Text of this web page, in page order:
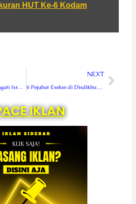
HUT Ke-6 Kodam
Kodam Kasuari Peringati Isra Miraj 1444 H
NEXT
6 Pejabat Eselon di Disdikbud RL Gelar Sertijab
Next
IKLAN